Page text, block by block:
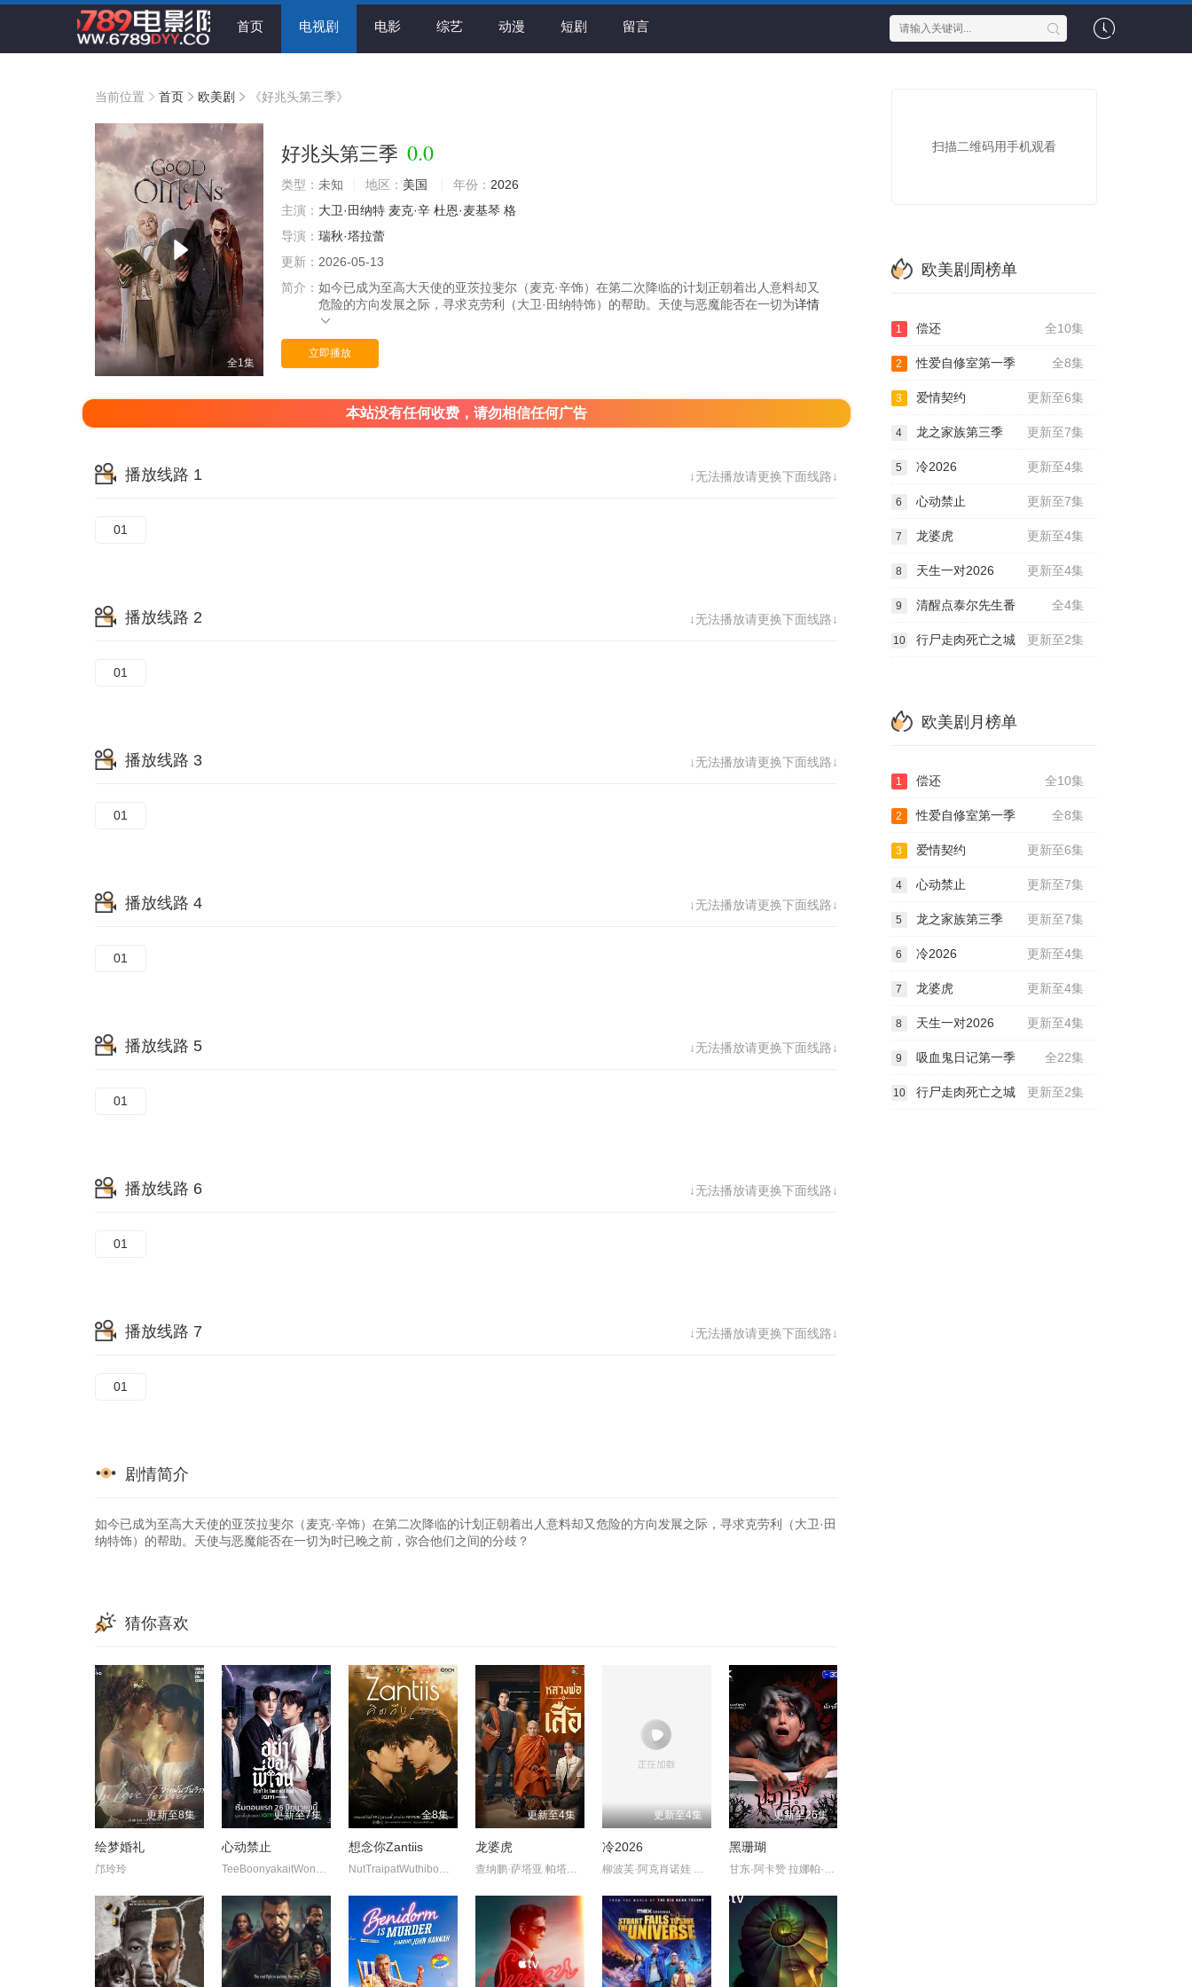
首页 电视剧 电影 综艺 动漫 短剧 留言
当前位置 首页 欧美剧 《好兆头第三季》
全1集
好兆头第三季 0.0
类型： 未知 地区： 美国 年份： 2026
主演： 大卫·田纳特 麦克·辛 杜恩·麦基琴 格
导演： 瑞秋·塔拉蕾
更新： 2026-05-13
简介： 如今已成为至高大天使的亚茨拉斐尔（麦克·辛饰）在第二次降临的计划正朝着出人意料却又
危险的方向发展之际，寻求克劳利（大卫·田纳特饰）的帮助。天使与恶魔能否在一切为详情
立即播放
本站没有任何收费，请勿相信任何广告
↓无法播放请更换下面线路↓
播放线路 1
01
↓无法播放请更换下面线路↓
播放线路 2
01
↓无法播放请更换下面线路↓
播放线路 3
01
↓无法播放请更换下面线路↓
播放线路 4
01
↓无法播放请更换下面线路↓
播放线路 5
01
↓无法播放请更换下面线路↓
播放线路 6
01
↓无法播放请更换下面线路↓
播放线路 7
01
剧情简介
如今已成为至高大天使的亚茨拉斐尔（麦克·辛饰）在第二次降临的计划正朝着出人意料却又危险的方向发展之际，寻求克劳利（大卫·田
纳特饰）的帮助。天使与恶魔能否在一切为时已晚之前，弥合他们之间的分歧？
猜你喜欢
更新至8集
绘梦婚礼
邝玲玲
更新至7集
心动禁止
TeeBoonyakaitWongsajaem 塔那蓬·罗桑鲁昂 帕他勒彭·德浦沃拉
全8集
想念你Zantiis
NutTraipatWuthibowornnant TeamTatchanonThongpao
更新至4集
龙婆虎
查纳鹏·萨塔亚 帕塔查雅·平莎莫
更新至4集
冷2026
柳波芙·阿克肖诺娃 琳达·拉宾什 彼得·费奥多罗夫
更新至26集
黑珊瑚
甘东·阿卡赞 拉娜帕·翁塔娜特
扫描二维码用手机观看
欧美剧周榜单
全10集
1 偿还
全8集
2 性爱自修室第一季
更新至6集
3 爱情契约
更新至7集
4 龙之家族第三季
更新至4集
5 冷2026
更新至7集
6 心动禁止
更新至4集
7 龙婆虎
更新至4集
8 天生一对2026
全4集
9 清醒点泰尔先生番
更新至2集
10 行尸走肉死亡之城
欧美剧月榜单
全10集
1 偿还
全8集
2 性爱自修室第一季
更新至6集
3 爱情契约
更新至7集
4 心动禁止
更新至7集
5 龙之家族第三季
更新至4集
6 冷2026
更新至4集
7 龙婆虎
更新至4集
8 天生一对2026
全22集
9 吸血鬼日记第一季
更新至2集
10 行尸走肉死亡之城